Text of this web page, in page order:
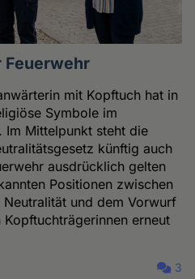
Feuerwehr
mit Kopftuch hat in
Symbole im
Im Mittelpunkt steht die
künftig auch
ausdrücklich gelten
Positionen zwischen
und dem Vorwurf
erneut
3